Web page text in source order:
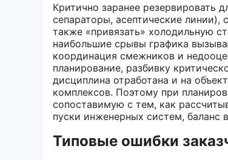
Критично заранее резервировать
сепараторы, асептические
также «привязать» холодильную
наибольшие срывы графика
координация смежников и
планирование, разбивку
дисциплина отработана и на
комплексов. Поэтому при
сопоставимую с тем, как
пуски инженерных систем, баланс
Типовые ошибки